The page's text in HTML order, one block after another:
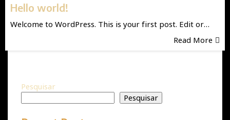
Hello world!
Welcome to WordPress. This is your first post. Edit or…
Read More
Pesquisar
Pesquisar